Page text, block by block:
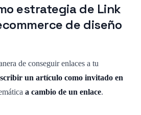
estrategia de Link
de diseño
de conseguir enlaces a tu
un artículo como invitado en
a cambio de un enlace.